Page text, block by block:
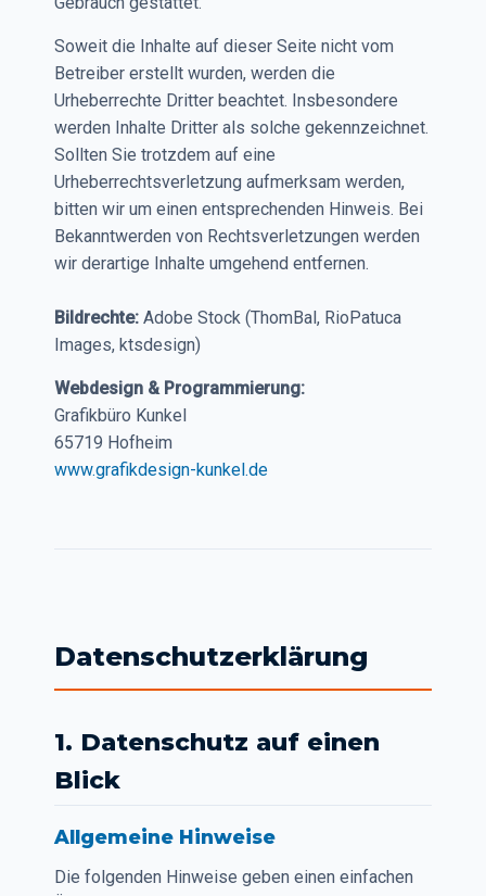
Soweit die Inhalte auf dieser Seite nicht vom
Betreiber erstellt wurden, werden die
Urheberrechte Dritter beachtet. Insbesondere
werden Inhalte Dritter als solche gekennzeichnet.
Sollten Sie trotzdem auf eine
Urheberrechtsverletzung aufmerksam werden,
bitten wir um einen entsprechenden Hinweis. Bei
Bekanntwerden von Rechtsverletzungen werden
wir derartige Inhalte umgehend entfernen.
Bildrechte: Adobe Stock (ThomBal, RioPatuca
Images, ktsdesign)
Webdesign & Programmierung:
Grafikbüro Kunkel
65719 Hofheim
www.grafikdesign-kunkel.de
Datenschutzerklärung
1. Datenschutz auf einen
Blick
Allgemeine Hinweise
Die folgenden Hinweise geben einen einfachen